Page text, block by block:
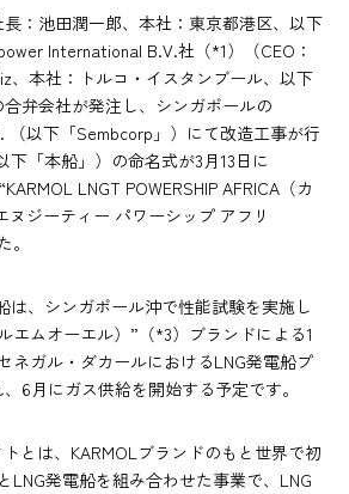
：池田潤一郎、本社：東京都港区、以下
International B.V.社（*1）（CEO：
、本社：トルコ・イスタンブール、以下
合弁会社が発注し、シンガポールの
（以下「Sembcorp」）にて改造工事が行
下「本船」）の命名式が3月13日に
LNGT POWERSHIP AFRICA（カ
ヌジーティー パワーシップ アフリ
は、シンガポール沖で性能試験を実施し
エムオーエル）”（*3）ブランドによる1
ネガル・ダカールにおけるLNG発電船プ
6月にガス供給を開始する予定です。
とは、KARMOLブランドのもと世界で初
LNG発電船を組み合わせた事業で、LNG